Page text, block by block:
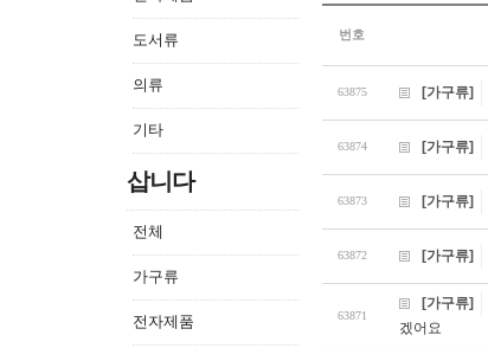
도서류
의류
기타
삽니다
전체
가구류
전자제품
번호
63875 [가구류]
63874 [가구류]
63873 [가구류]
63872 [가구류]
63871
[가구류]
겠어요